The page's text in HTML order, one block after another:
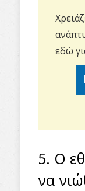
εδώ
5. Ο
να